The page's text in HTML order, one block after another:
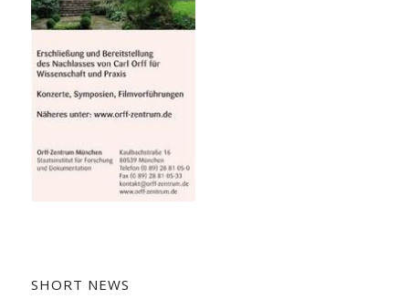
SHORT NEWS